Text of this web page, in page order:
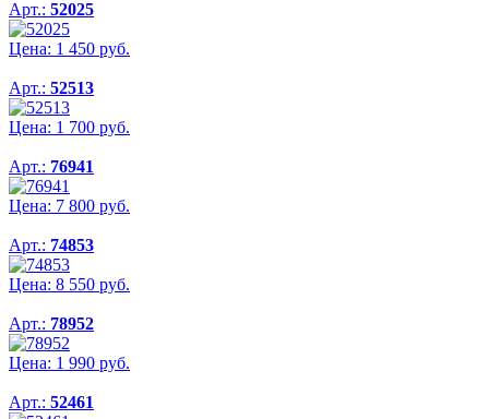
Арт.: 52025
Цена: 1 450 руб.
Арт.: 52513
Цена: 1 700 руб.
Арт.: 76941
Цена: 7 800 руб.
Арт.: 74853
Цена: 8 550 руб.
Арт.: 78952
Цена: 1 990 руб.
Арт.: 52461